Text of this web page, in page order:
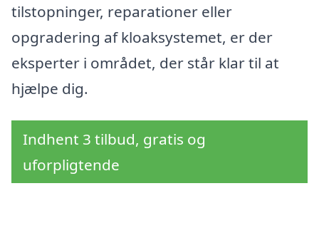
tilstopninger, reparationer eller
opgradering af kloaksystemet, er der
eksperter i området, der står klar til at
hjælpe dig.
Indhent 3 tilbud, gratis og
uforpligtende